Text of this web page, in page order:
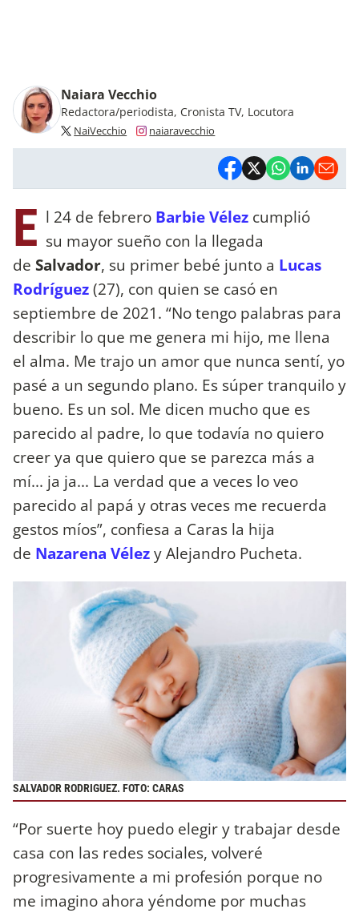
Naiara Vecchio
Redactora/periodista, Cronista TV, Locutora
NaiVecchio naiaravecchio
E l 24 de febrero Barbie Vélez cumplió
su mayor sueño con la llegada
de Salvador, su primer bebé junto a Lucas
Rodríguez(27), con quien se casó en
septiembre de 2021. “No tengo palabras para
describir lo que me genera mi hijo, me llena
el alma. Me trajo un amor que nunca sentí, yo
pasé a un segundo plano. Es súper tranquilo y
bueno. Es un sol. Me dicen mucho que es
parecido al padre, lo que todavía no quiero
creer ya que quiero que se parezca más a
mí... ja ja... La verdad que a veces lo veo
parecido al papá y otras veces me recuerda
gestos míos”, confiesa a Caras la hija
de Nazarena Vélezy Alejandro Pucheta.
SALVADOR RODRIGUEZ. FOTO: CARAS
“Por suerte hoy puedo elegir y trabajar desde
casa con las redes sociales, volveré
progresivamente a mi profesión porque no
me imagino ahora yéndome por muchas